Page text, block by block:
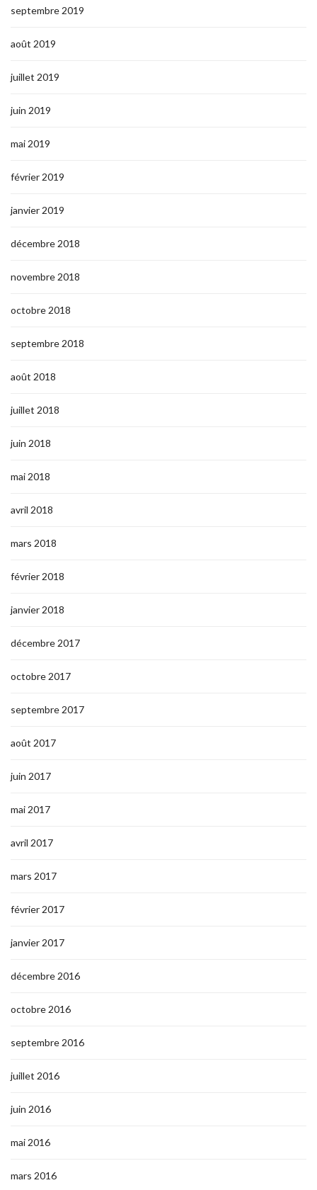
septembre 2019
août 2019
juillet 2019
juin 2019
mai 2019
février 2019
janvier 2019
décembre 2018
novembre 2018
octobre 2018
septembre 2018
août 2018
juillet 2018
juin 2018
mai 2018
avril 2018
mars 2018
février 2018
janvier 2018
décembre 2017
octobre 2017
septembre 2017
août 2017
juin 2017
mai 2017
avril 2017
mars 2017
février 2017
janvier 2017
décembre 2016
octobre 2016
septembre 2016
juillet 2016
juin 2016
mai 2016
mars 2016